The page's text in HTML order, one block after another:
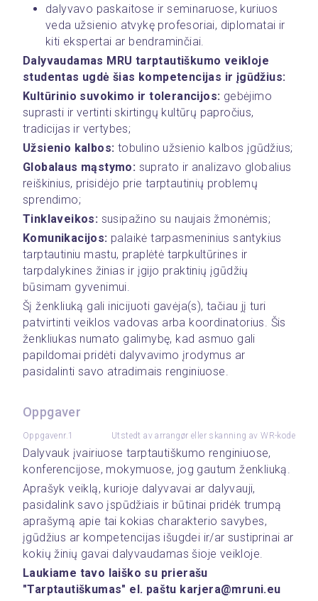
dalyvavo paskaitose ir seminaruose, kuriuos
veda užsienio atvykę profesoriai, diplomatai ir
kiti ekspertai ar bendraminčiai.
Dalyvaudamas MRU tarptautiškumo veikloje
studentas ugdė šias kompetencijas ir įgūdžius:
Kultūrinio suvokimo ir tolerancijos: gebėjimo
suprasti ir vertinti skirtingų kultūrų papročius,
tradicijas ir vertybes;
Užsienio kalbos: tobulino užsienio kalbos įgūdžius;
Globalaus mąstymo: suprato ir analizavo globalius
reiškinius, prisidėjo prie tarptautinių problemų
sprendimo;
Tinklaveikos: susipažino su naujais žmonėmis;
Komunikacijos: palaikė tarpasmeninius santykius
tarptautiniu mastu, praplėtė tarpkultūrines ir
tarpdalykines žinias ir įgijo praktinių įgūdžių
būsimam gyvenimui.
Šį ženkliuką gali inicijuoti gavėja(s), tačiau jį turi
patvirtinti veiklos vadovas arba koordinatorius. Šis
ženkliukas numato galimybę, kad asmuo gali
papildomai pridėti dalyvavimo įrodymus ar
pasidalinti savo atradimais renginiuose.
Oppgaver
Oppgavenr.1 Utstedt av arrangør eller skanning av WR-kode
Dalyvauk įvairiuose tarptautiškumo renginiuose,
konferencijose, mokymuose, jog gautum ženkliuką.
Aprašyk veiklą, kurioje dalyvavai ar dalyvauji,
pasidalink savo įspūdžiais ir būtinai pridėk trumpą
aprašymą apie tai kokias charakterio savybes,
įgūdžius ar kompetencijas išugdei ir/ar sustiprinai ar
kokių žinių gavai dalyvaudamas šioje veikloje.
Laukiame tavo laiško su prierašu
"Tarptautiškumas" el. paštu karjera@mruni.eu